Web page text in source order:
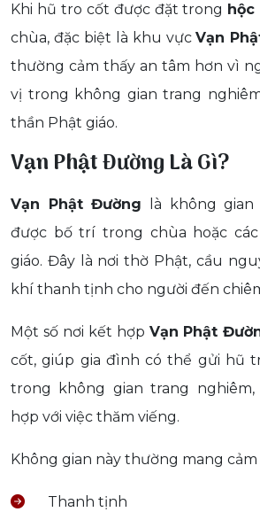
Khi hũ tro cốt được đặt trong
chùa, đặc biệt là khu vựcVạn
thường cảm thấy an tâm hơn vì
vị trong không gian trang
thần Phật giáo.
Vạn Phật ĐườngLà Gì?
Vạn Phật Đường là không
được bố trí trong chùa hoặc
giáo. Đây là nơi thờ Phật, cầu
khí thanh tịnh cho người đến
Một số nơi kết hợp Vạn Phật
cốt, giúp gia đình có thể gửi hũ
trong không gian trang
hợp với việc thăm viếng.
Không gian này thường mang cảm
Thanh tịnh